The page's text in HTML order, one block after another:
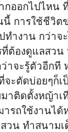
กออกไปไหน
นี้ การใช้ชีวิต
ทำงาน กว่าจ
ต้องดูแลสวน
ว่าจะรู้ตัวอีกที
ะตัดบ่อยๆก็เ
าติดตั้งหญ้าเ
รถใช้งานได้
วน ทำสนามเ